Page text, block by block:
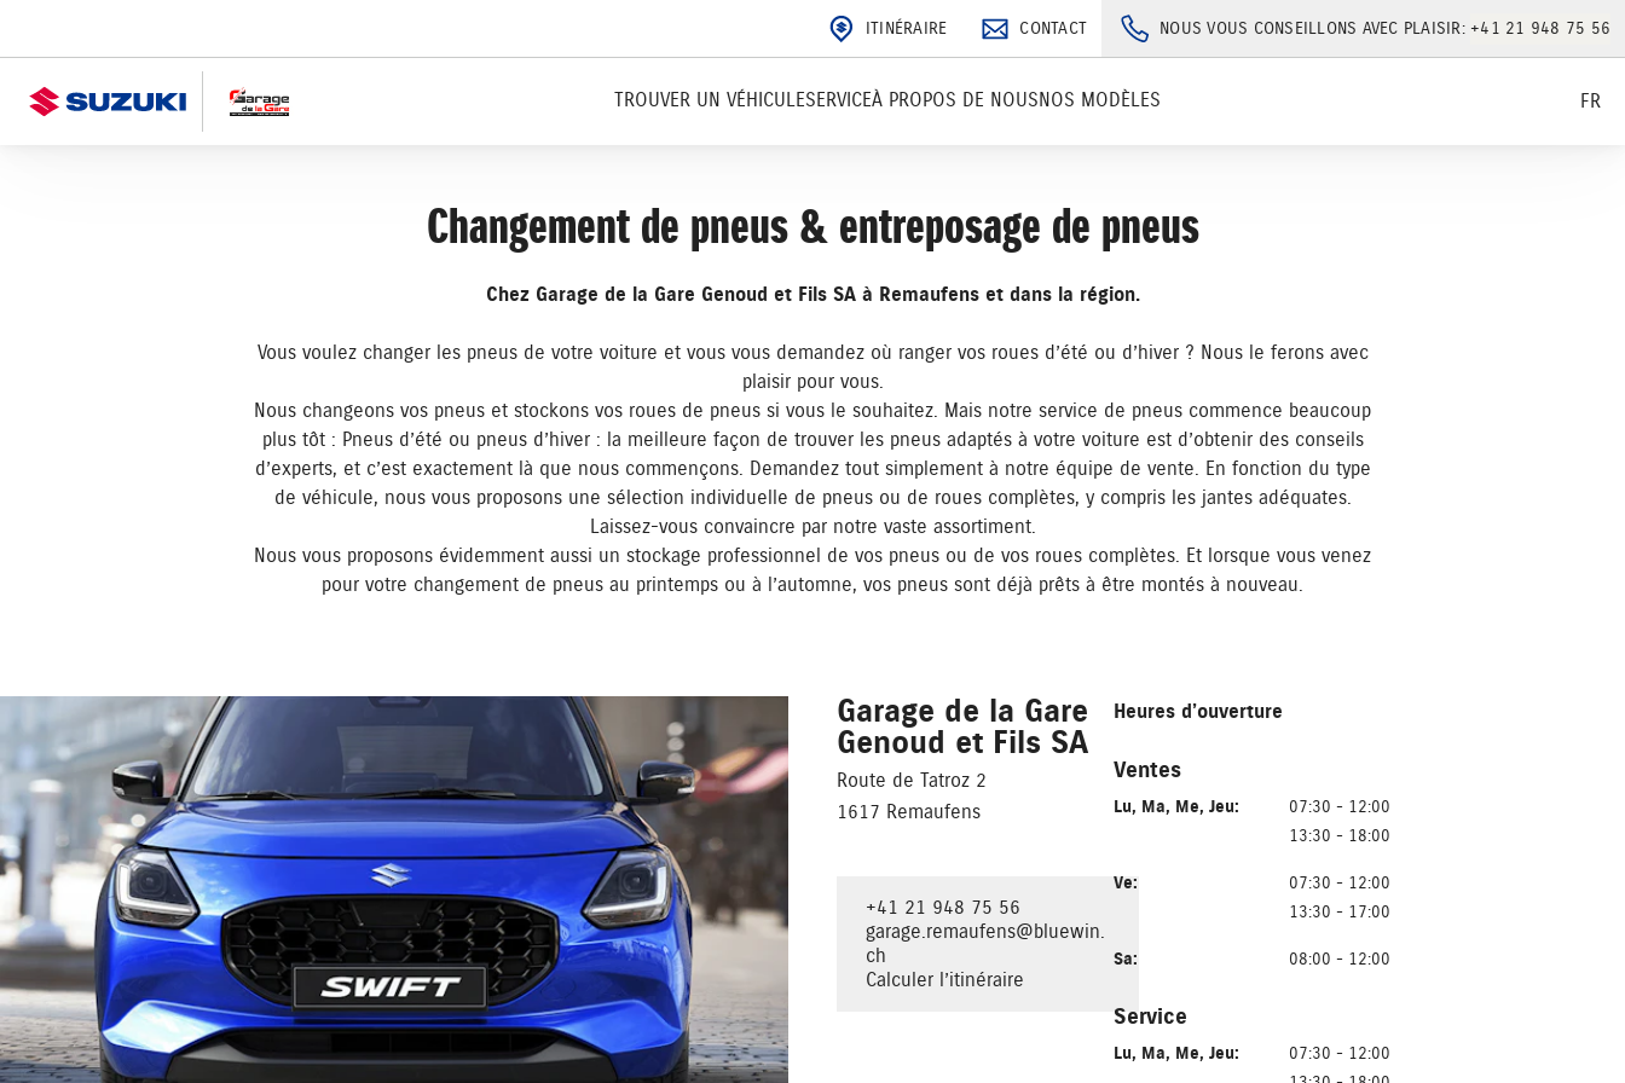
ITINÉRAIRE CONTACT NOUS VOUS CONSEILLONS AVEC PLAISIR: +41 21 948 75 56
TROUVER UN VÉHICULESERVICEÀ PROPOS DE NOUSNOS MODÈLES FR
Changement de pneus & entreposage de pneus
Chez Garage de la Gare Genoud et Fils SA à Remaufens et dans la région.
Vous voulez changer les pneus de votre voiture et vous vous demandez où ranger vos roues d’été ou d’hiver ? Nous le ferons avec
plaisir pour vous.
Nous changeons vos pneus et stockons vos roues de pneus si vous le souhaitez. Mais notre service de pneus commence beaucoup
plus tôt : Pneus d’été ou pneus d’hiver : la meilleure façon de trouver les pneus adaptés à votre voiture est d’obtenir des conseils
d’experts, et c’est exactement là que nous commençons. Demandez tout simplement à notre équipe de vente. En fonction du type
de véhicule, nous vous proposons une sélection individuelle de pneus ou de roues complètes, y compris les jantes adéquates.
Laissez-vous convaincre par notre vaste assortiment.
Nous vous proposons évidemment aussi un stockage professionnel de vos pneus ou de vos roues complètes. Et lorsque vous venez
pour votre changement de pneus au printemps ou à l’automne, vos pneus sont déjà prêts à être montés à nouveau.
Garage de la Gare
Genoud et Fils SA
Route de Tatroz 2
1617 Remaufens
+41 21 948 75 56
garage.remaufens@bluewin.
ch
Calculer l’itinéraire
Heures d’ouverture
Ventes
Lu, Ma, Me, Jeu:
07:30 - 12:00
13:30 - 18:00
Ve:
07:30 - 12:00
13:30 - 17:00
Sa: 08:00 - 12:00
Service
Lu, Ma, Me, Jeu:
07:30 - 12:00